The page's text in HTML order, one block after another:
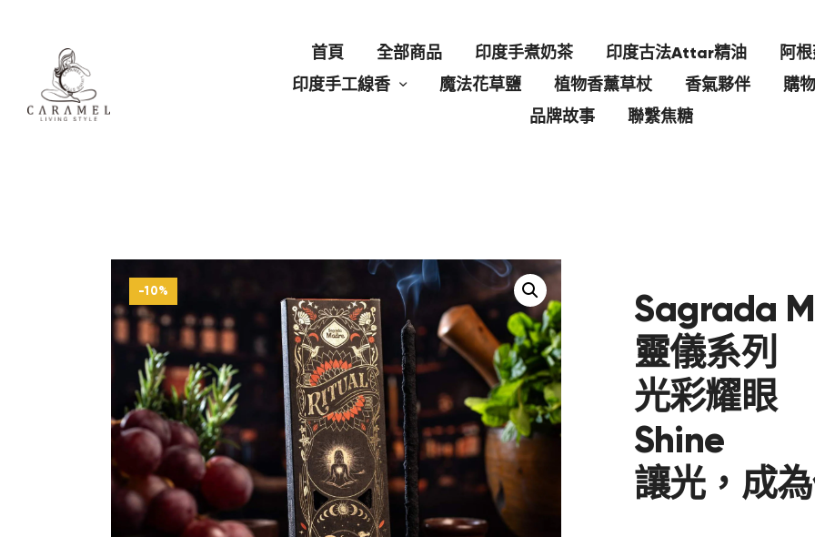
首頁 全部商品 印度手煮奶茶 印度古法Attar精油
阿
印度手工線香
魔法花草鹽 植物香薰草杖 香氣夥伴
購
品牌故事
聯繫焦糖
-10%
Sagrada
靈儀系列
光彩耀眼
Shine
讓光，成